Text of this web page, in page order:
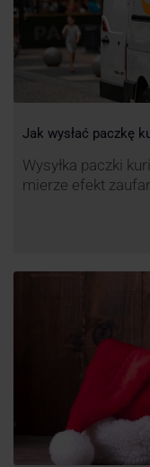
Jak wysłać paczkę
Wysyłka paczki
mierze efekt